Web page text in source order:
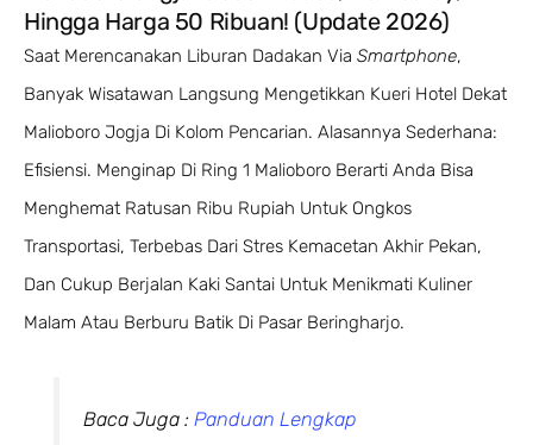
Hingga Harga 50 Ribuan! (Update 2026)
Saat Merencanakan Liburan Dadakan Via Smartphone,
Banyak Wisatawan Langsung Mengetikkan Kueri Hotel Dekat
Malioboro Jogja Di Kolom Pencarian. Alasannya Sederhana:
Efisiensi. Menginap Di Ring 1 Malioboro Berarti Anda Bisa
Menghemat Ratusan Ribu Rupiah Untuk Ongkos
Transportasi, Terbebas Dari Stres Kemacetan Akhir Pekan,
Dan Cukup Berjalan Kaki Santai Untuk Menikmati Kuliner
Malam Atau Berburu Batik Di Pasar Beringharjo.
Baca Juga : Panduan Lengkap